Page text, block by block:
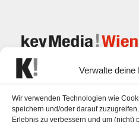
Verwalte deine
Wir verwenden Technologien wie
speichern und/oder darauf
Erlebnis zu verbessern und um (nicht)
Schlagwortarchiv